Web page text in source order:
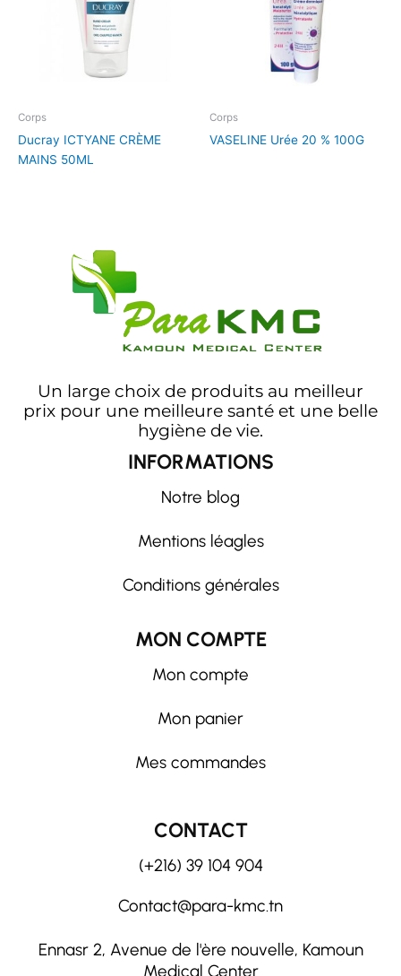
Corps
Ducray ICTYANE CRÈME
MAINS 50ML
Corps
VASELINE Urée 20 % 100G
Un large choix de produits au meilleur
prix pour une meilleure santé et une belle
hygiène de vie.
INFORMATIONS
Notre blog
Mentions léagles
Conditions générales
MON COMPTE
Mon compte
Mon panier
Mes commandes
CONTACT
(+216) 39 104 904
Contact@para-kmc.tn
Ennasr 2, Avenue de l'ère nouvelle, Kamoun
Medical Center